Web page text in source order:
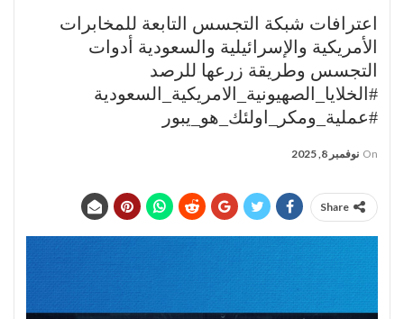
اعترافات شبكة التجسس التابعة للمخابرات
الأمريكية والإسرائيلية والسعودية أدوات
التجسس وطريقة زرعها للرصد
#الخلايا_الصهيونية_الامريكية_السعودية
#عملية_ومكر_اولئك_هو_يبور
On نوفمبر 8, 2025
Share